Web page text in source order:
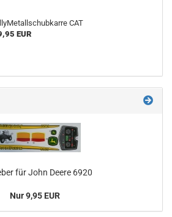
CAT
EUR
für John Deere 6920
Nur 9,95 EUR